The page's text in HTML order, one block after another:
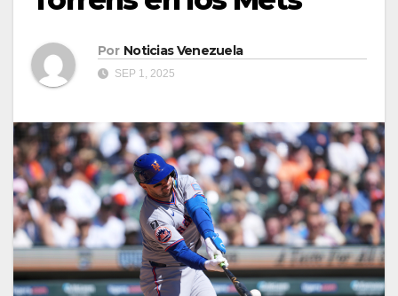
Por Noticias Venezuela
SEP 1, 2025